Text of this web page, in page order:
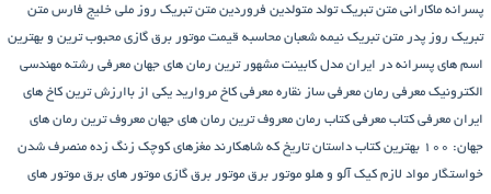
پسرانه ماکارانی متن تبریک تولد متولدین فروردین متن تبریک روز ملی خلیج فارس متن
تبریک روز پدر متن تبریک نیمه شعبان محاسبه قیمت موتور برق گازی محبوب ترین و بهترین
اسم های پسرانه در ایران مدل کابینت مشهور ترین رمان های جهان معرفی رشته مهندسی
الکترونیک معرفی رمان معرفی ساز نقاره معرفی کاخ مروارید یکی از باارزش ترین کاخ های
ایران معرفی کتاب معرفی کتاب رمان معروف ترین رمان های جهان معروف ترین رمان های
جهان: ۱۰۰ بهترین کتاب داستان تاریخ که شاهکارند
مغزهای کوچک زنگ زده منصرف شدن
خواستگار مواد لازم کیک آلو و هلو موتور برق موتور برق گازی موتور های برق موتور های